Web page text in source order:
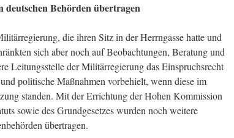
deutschen Behörden übertragen
die ihren Sitz in der Herrngasse hatte und
sich aber noch auf Beobachtungen, Beratung und
Leitungsstelle der Militärregierung das Einspruchsrecht
politische Maßnahmen vorbehielt, wenn diese im
standen. Mit der Errichtung der Hohen Kommission
sowie des Grundgesetzes wurden noch weitere
übertragen.